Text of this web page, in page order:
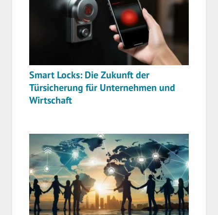
Smart Locks: Die Zukunft der
Türsicherung für Unternehmen und
Wirtschaft